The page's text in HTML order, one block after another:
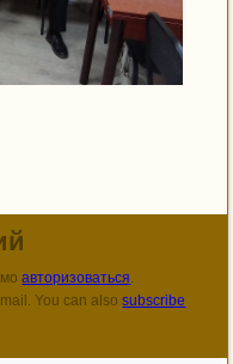
авторизоваться.
You can alsosubscribe